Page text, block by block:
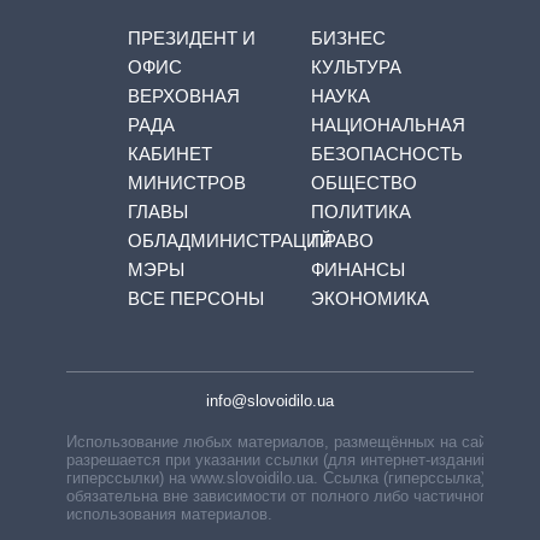
ПРЕЗИДЕНТ И
ОФИС
ВЕРХОВНАЯ
РАДА
КАБИНЕТ
МИНИСТРОВ
ГЛАВЫ
ОБЛАДМИНИСТРАЦИЙ
МЭРЫ
ВСЕ ПЕРСОНЫ
БИЗНЕС
КУЛЬТУРА
НАУКА
НАЦИОНАЛЬНАЯ
БЕЗОПАСНОСТЬ
ОБЩЕСТВО
ПОЛИТИКА
ПРАВО
ФИНАНСЫ
ЭКОНОМИКА
info@slovoidilo.ua
Использование любых материалов, размещённых на сайте,
разрешается при указании ссылки (для интернет-изданий —
гиперссылки) на www.slovoidilo.ua. Ссылка (гиперссылка)
обязательна вне зависимости от полного либо частичного
использования материалов.